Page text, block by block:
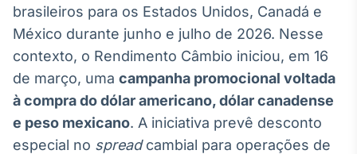
Widgets
Componentes
para conteúdos e
funcionalidades
brasileiros para os Estados Unidos, Canadá e
México durante junho e julho de 2026. Nesse
contexto, o Rendimento Câmbio iniciou, em 16
de março, uma campanha promocional voltada
à compra do dólar americano, dólar canadense
e peso mexicano. A iniciativa prevê desconto
especial no spreadcambial para operações de